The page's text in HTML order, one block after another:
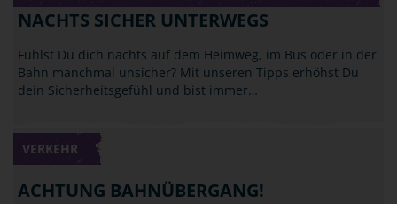
NACHTS SICHER UNTERWEGS
Fühlst Du dich nachts auf dem Heimweg, im Bus oder in der
Bahn manchmal unsicher? Mit unseren Tipps erhöhst Du
dein Sicherheitsgefühl und bist immer…
VERKEHR
ACHTUNG BAHNÜBERGANG!